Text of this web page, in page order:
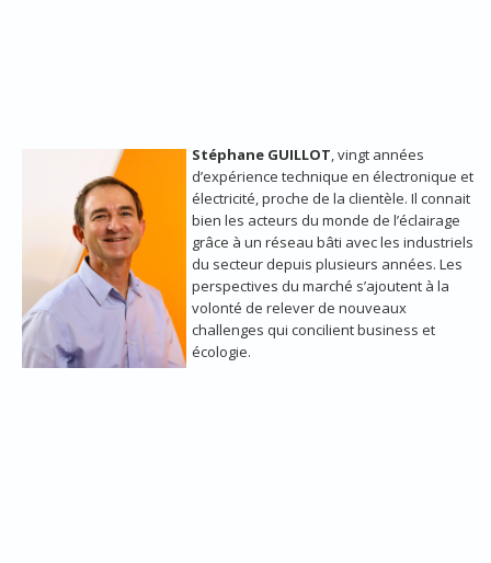
Stéphane GUILLOT, vingt années
d’expérience technique en électronique et
électricité, proche de la clientèle. Il connait
bien les acteurs du monde de l’éclairage
grâce à un réseau bâti avec les industriels
du secteur depuis plusieurs années. Les
perspectives du marché s’ajoutent à la
volonté de relever de nouveaux
challenges qui concilient business et
écologie.